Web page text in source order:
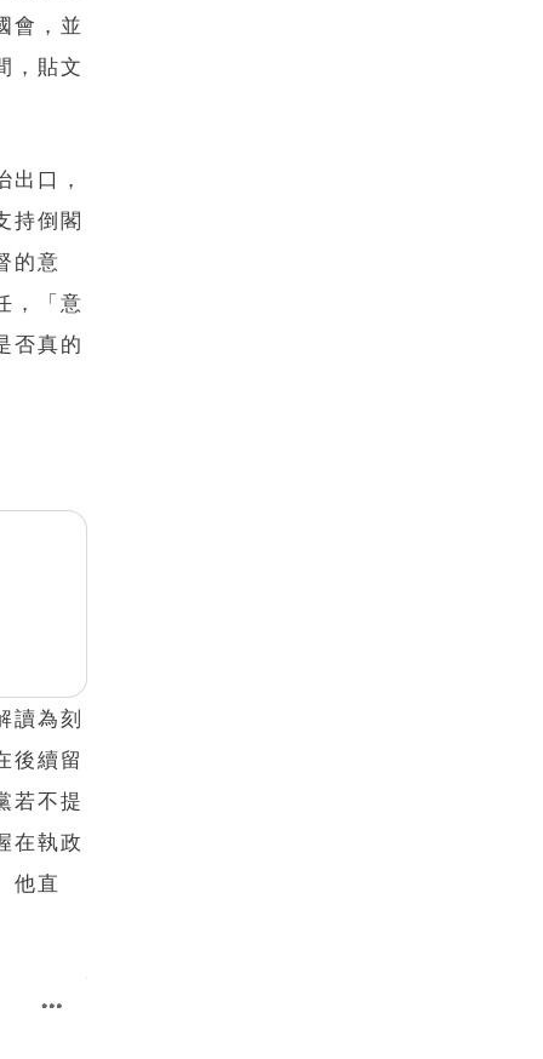
會，並
，貼文
口，
持倒閣
的意
，「意
否真的
讀為刻
後續留
若不提
在執政
他直